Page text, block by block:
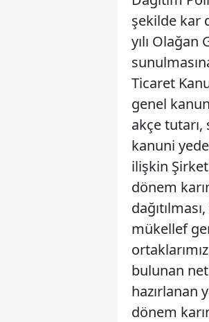
şekilde kar
yılı Olağan
Ticaret
genel
akçe tutarı,
kanuni
ilişkin
dönem
mükellef
bulunan
hazırlanan
dönem